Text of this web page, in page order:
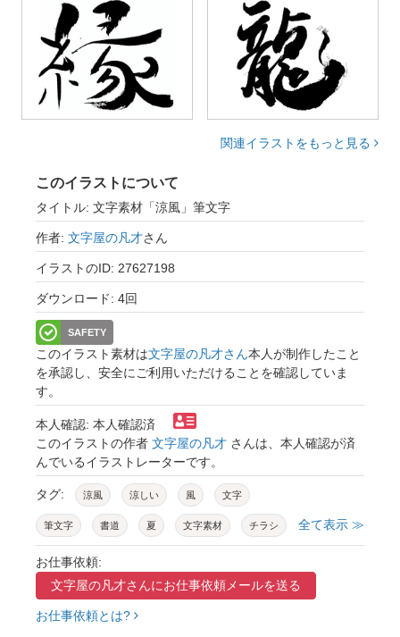
関連イラストをもっと見る
このイラストについて
タイトル: 文字素材「涼風」筆文字
作者: 文字屋の凡才さん
イラストのID: 27627198
ダウンロード: 4回
SAFETY
このイラスト素材は文字屋の凡才さん本人が制作したこと
を承認し、安全にご利用いただけることを確認していま
す。
本人確認: 本人確認済
このイラストの作者 文字屋の凡才 さんは、本人確認が済
んでいるイラストレーターです。
タグ: 涼風 涼しい 風 文字
筆文字 書道 夏 文字素材 チラシ
チラシ素材
全て表示 ≫
お仕事依頼:
文字屋の凡才さんにお仕事依頼メールを送る
お仕事依頼とは?